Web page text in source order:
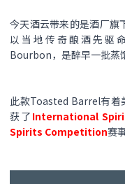
今天酒云带来的是酒厂旗
以当地传奇酿酒先驱
Bourbon，是醉早一批蒸
此款Toasted Barrel有着
获了 International
Spirits Competition赛